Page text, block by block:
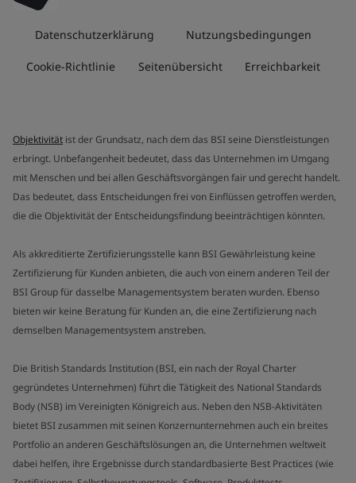
Datenschutzerklärung Nutzungsbedingungen
Cookie-Richtlinie Seitenübersicht Erreichbarkeit
Objektivität ist der Grundsatz, nach dem das BSI seine Dienstleistungen
erbringt. Unbefangenheit bedeutet, dass das Unternehmen im Umgang
mit Menschen und bei allen Geschäftsvorgängen fair und gerecht handelt.
Das bedeutet, dass Entscheidungen frei von Einflüssen getroffen werden,
die die Objektivität der Entscheidungsfindung beeinträchtigen könnten.
Als akkreditierte Zertifizierungsstelle kann BSI Gewährleistung keine
Zertifizierung für Kunden anbieten, die auch von einem anderen Teil der
BSI Group für dasselbe Managementsystem beraten wurden. Ebenso
bieten wir keine Beratung für Kunden an, die eine Zertifizierung nach
demselben Managementsystem anstreben.
Die British Standards Institution (BSI, ein nach der Royal Charter
gegründetes Unternehmen) führt die Tätigkeit des National Standards
Body (NSB) im Vereinigten Königreich aus. Neben den NSB-Aktivitäten
bietet BSI zusammen mit seinen Konzernunternehmen auch ein breites
Portfolio an anderen Geschäftslösungen an, die Unternehmen weltweit
dabei helfen, ihre Ergebnisse durch standardbasierte Best Practices (wie